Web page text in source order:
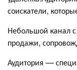
соискатели,
Небольшой канал
продажи,
Аудитория —